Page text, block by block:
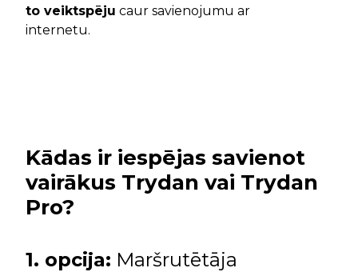
to veiktspēju caur savienojumu ar
internetu.
Kādas ir iespējas savienot
vairākus Trydan vai Trydan
Pro?
1. opcija: Maršrutētāja